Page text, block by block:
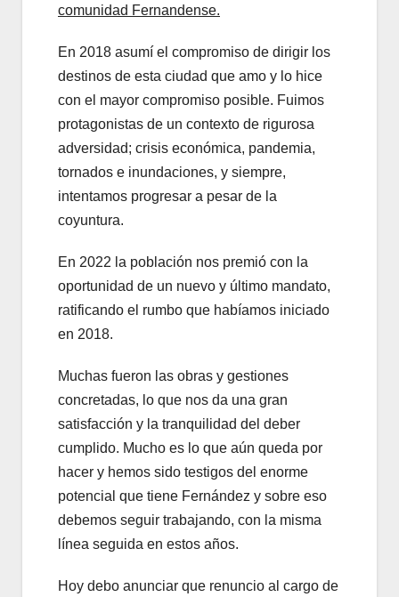
comunidad Fernandense.
En 2018 asumí el compromiso de dirigir los
destinos de esta ciudad que amo y lo hice
con el mayor compromiso posible. Fuimos
protagonistas de un contexto de rigurosa
adversidad; crisis económica, pandemia,
tornados e inundaciones, y siempre,
intentamos progresar a pesar de la
coyuntura.
En 2022 la población nos premió con la
oportunidad de un nuevo y último mandato,
ratificando el rumbo que habíamos iniciado
en 2018.
Muchas fueron las obras y gestiones
concretadas, lo que nos da una gran
satisfacción y la tranquilidad del deber
cumplido. Mucho es lo que aún queda por
hacer y hemos sido testigos del enorme
potencial que tiene Fernández y sobre eso
debemos seguir trabajando, con la misma
línea seguida en estos años.
Hoy debo anunciar que renuncio al cargo de